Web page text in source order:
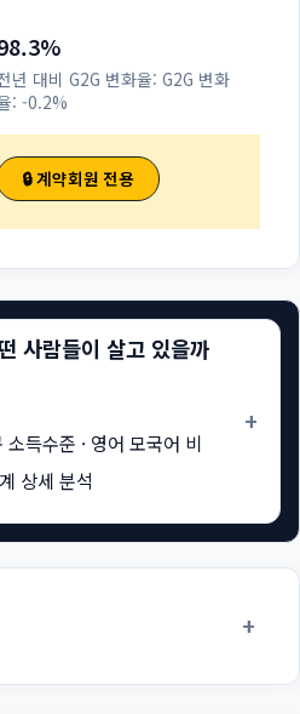
년 대비 G2G 변화율: G2G 변화
: -0.2%
🔒 계약회원 전용
사람들이 살고 있을까
소득수준 · 영어 모국어 비
상세 분석
+
+